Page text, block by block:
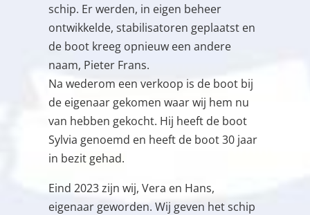
schip. Er werden, in eigen beheer
ontwikkelde, stabilisatoren geplaatst en
de boot kreeg opnieuw een andere
naam, Pieter Frans.
Na wederom een verkoop is de boot bij
de eigenaar gekomen waar wij hem nu
van hebben gekocht. Hij heeft de boot
Sylvia genoemd en heeft de boot 30 jaar
in bezit gehad.
Eind 2023 zijn wij, Vera en Hans,
eigenaar geworden. Wij geven het schip